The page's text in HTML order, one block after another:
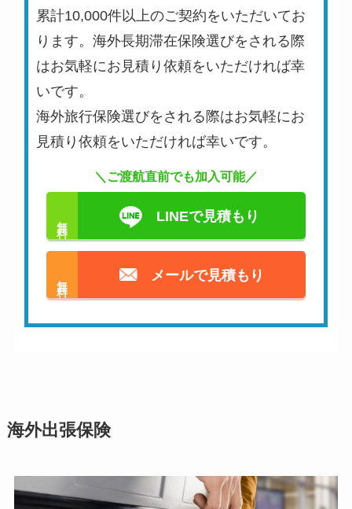
累計10,000件以上のご契約をいただいてお
ります。海外長期滞在保険選びをされる際
はお気軽にお見積り依頼をいただければ幸
いです。
海外旅行保険選びをされる際はお気軽にお
見積り依頼をいただければ幸いです。
＼ご渡航直前でも加入可能／
LINEで見積もり
メールで見積もり
海外出張保険